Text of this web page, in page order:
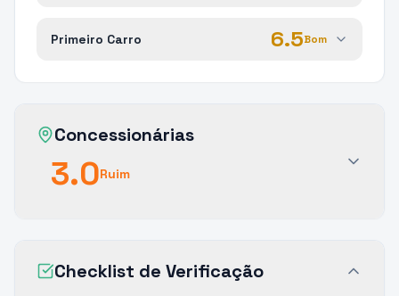
Primeiro Carro 6.5Bom
Concessionárias
3.0Ruim
Checklist de Verificação